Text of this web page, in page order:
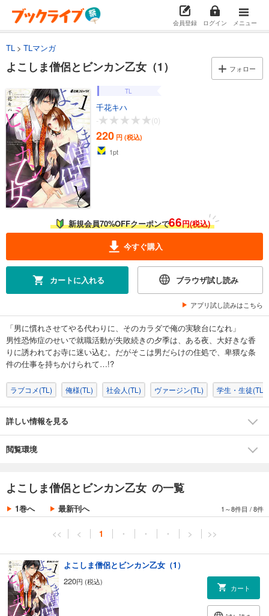
会員登録 ログイン メニュー
TL TLマンガ
よこしま僧侶とビンカン乙女（1） フォロー
TL
千花キハ
-
(0)
220 円 (税込)
1pt
新規会員70%OFFクーポンで66円(税込)
今すぐ購入
カートに入れる ブラウザ試し読み
アプリ試し読みはこちら
「男に慣れさせてやる代わりに、そのカラダで俺の実験台になれ」
男性恐怖症のせいで就職活動が失敗続きの夕季は、ある夜、大好きな香
りに誘われてお寺に迷い込む。だがそこは男だらけの住処で、卑猥な条
件の仕事を持ちかけられて…!?
ラブコメ(TL) 俺様(TL) 社会人(TL) ヴァージン(TL) 学生・生徒(TL)
詳しい情報を見る
閲覧環境
よこしま僧侶とビンカン乙女 の一覧
1巻へ 最新刊へ 1～8件目 /8件
<< < 1 ・ ・ ・ > >>
よこしま僧侶とビンカン乙女（1）
220円 (税込)
カート